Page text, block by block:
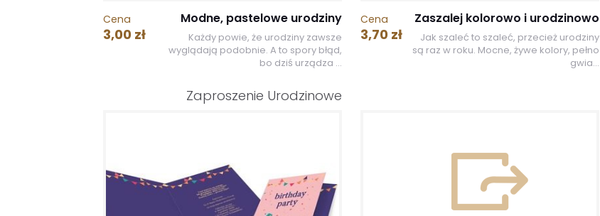
Cena
3,00 zł
Modne, pastelowe urodziny
Każdy powie, że urodziny zawsze
wyglądają podobnie. A to spory błąd,
bo dziś urządza ...
Cena
3,70 zł
Zaszalej kolorowo i urodzinowo
Jak szaleć to szaleć, przecież urodziny
są raz w roku. Mocne, żywe kolory, pełno
gwia...
Zaproszenie Urodzinowe